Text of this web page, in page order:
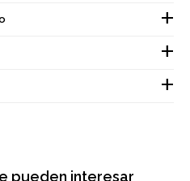
pueden interesar